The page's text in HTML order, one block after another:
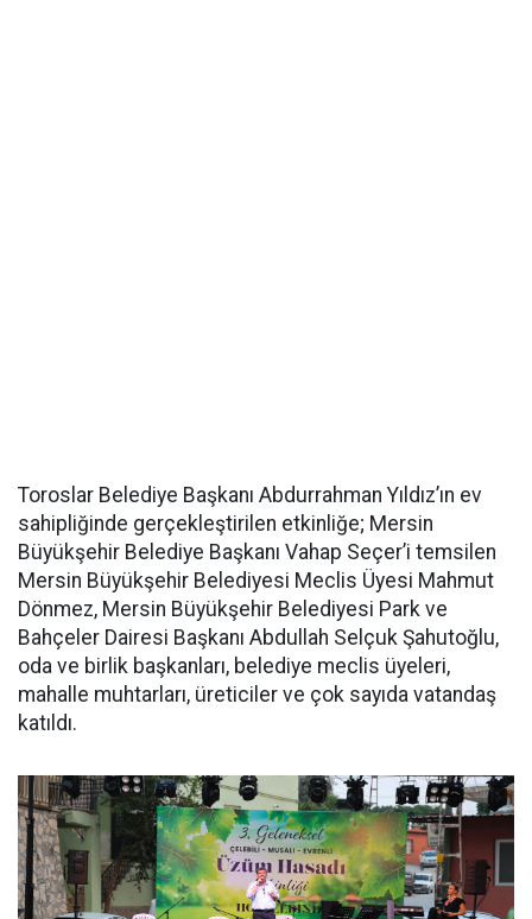
Toroslar Belediye Başkanı Abdurrahman Yıldız’ın ev
sahipliğinde gerçekleştirilen etkinliğe; Mersin
Büyükşehir Belediye Başkanı Vahap Seçer’i temsilen
Mersin Büyükşehir Belediyesi Meclis Üyesi Mahmut
Dönmez, Mersin Büyükşehir Belediyesi Park ve
Bahçeler Dairesi Başkanı Abdullah Selçuk Şahutoğlu,
oda ve birlik başkanları, belediye meclis üyeleri,
mahalle muhtarları, üreticiler ve çok sayıda vatandaş
katıldı.